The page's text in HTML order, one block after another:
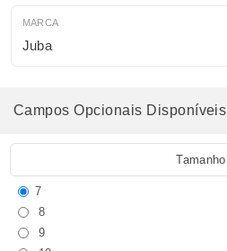
MARCA
Juba
Campos Opcionais Disponíveis
Tamanho
7
8
9